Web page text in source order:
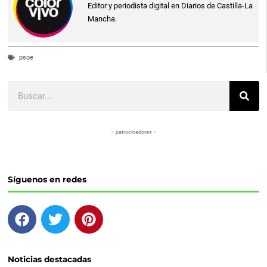
Editor y periodista digital en Diarios de Castilla-La
Mancha.
psoe
– patrocinadores –
Síguenos en redes
F
a
e
T
w
t
P
i
t
Noticias destacadas